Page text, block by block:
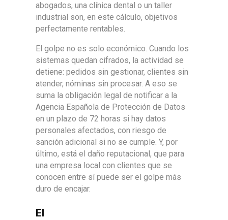
abogados, una clínica dental o un taller
industrial son, en este cálculo, objetivos
perfectamente rentables.
El golpe no es solo económico. Cuando los
sistemas quedan cifrados, la actividad se
detiene: pedidos sin gestionar, clientes sin
atender, nóminas sin procesar. A eso se
suma la obligación legal de notificar a la
Agencia Española de Protección de Datos
en un plazo de 72 horas si hay datos
personales afectados, con riesgo de
sanción adicional si no se cumple. Y, por
último, está el daño reputacional, que para
una empresa local con clientes que se
conocen entre sí puede ser el golpe más
duro de encajar.
El